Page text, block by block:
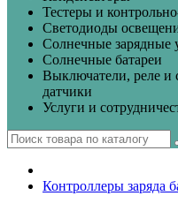
Тестеры и
Светодиоды
Солнечные зарядные
Солнечные батареи
Выключатели, реле и
датчики
Услуги и
Контроллеры заряда